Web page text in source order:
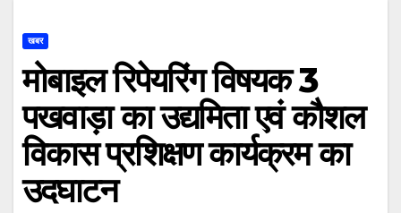
खबर
मोबाइल रिपेयरिंग विषयक 3
पखवाड़ा का उद्यमिता एवं कौशल
विकास प्रशिक्षण कार्यक्रम का
उदघाटन